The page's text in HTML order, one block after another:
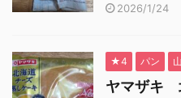
2026/1/24
★4 パン
ヤマザキ